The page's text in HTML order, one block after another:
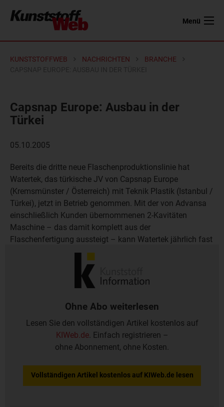
Menü
KUNSTSTOFFWEB NACHRICHTEN
BRANCHE
Capsnap Europe: Ausbau in der
Türkei
05.10.2005
Bereits die dritte neue Flaschenproduktionslinie hat
Watertek, das türkische JV von Capsnap Europe
(Kremsmünster / Österreich) mit Teknik Plastik (Istanbul /
Türkei), jetzt in Betrieb genommen. Mit der von Advansa
einschließlich Kunden übernommenen 2-Kavitäten
Maschine – das damit komplett aus der
Flaschenfertigung aussteigt – kann Watertek jährlich fast
2 Mio 5-Gallonen-Flaschen für den türkischen Markt
Ohne Abo weiterlesen
Lesen Sie den vollständigen Artikel kostenlos auf
KIWeb.de. Einfach registrieren –
ohne Abonnement, ohne Kosten.
Vollständigen Artikel kostenlos auf KIWeb.de lesen